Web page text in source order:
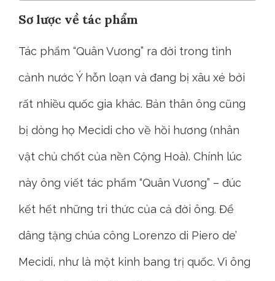
Sơ lược về tác phẩm
Tác phẩm “Quân Vương” ra đời trong tình
cảnh nước Ý hỗn loạn và đang bị xâu xé bởi
rất nhiều quốc gia khác. Bản thân ông cũng
bị dòng họ Mecidi cho về hồi hương (nhân
vật chủ chốt của nền Cộng Hoà). Chính lúc
này ông viết tác phẩm “Quân Vương” – đúc
kết hết những tri thức của cả đời ông. Để
dâng tặng chúa công Lorenzo di Piero de’
Mecidi, như là một kinh bang trị quốc. Vì ông